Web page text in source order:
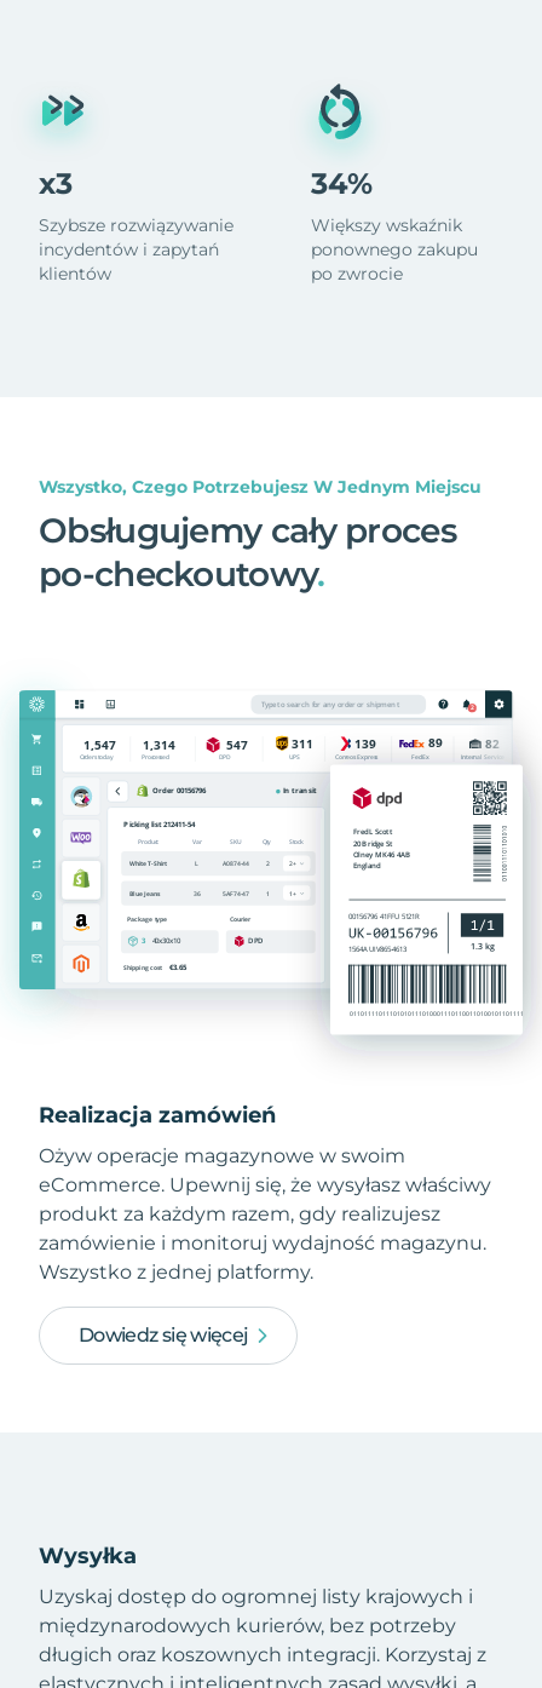
x3
Szybsze rozwiązywanie
incydentów i zapytań
klientów
34%
Większy wskaźnik
ponownego zakupu
po zwrocie
Wszystko, Czego Potrzebujesz W Jednym Miejscu
Obsługujemy cały proces
po-checkoutowy.
Realizacja zamówień
Ożyw operacje magazynowe w swoim
eCommerce. Upewnij się, że wysyłasz właściwy
produkt za każdym razem, gdy realizujesz
zamówienie i monitoruj wydajność magazynu.
Wszystko z jednej platformy.
Dowiedz się więcej
Wysyłka
Uzyskaj dostęp do ogromnej listy krajowych i
międzynarodowych kurierów, bez potrzeby
długich oraz koszownych integracji. Korzystaj z